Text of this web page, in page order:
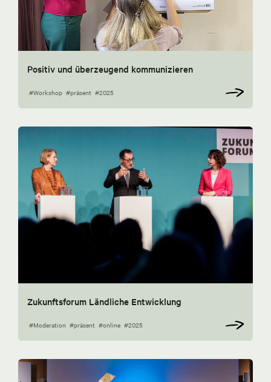
Positiv und überzeugend kommunizieren
#Workshop #präsent #2025
Zukunftsforum Ländliche Entwicklung
#Moderation #präsent #online #2025